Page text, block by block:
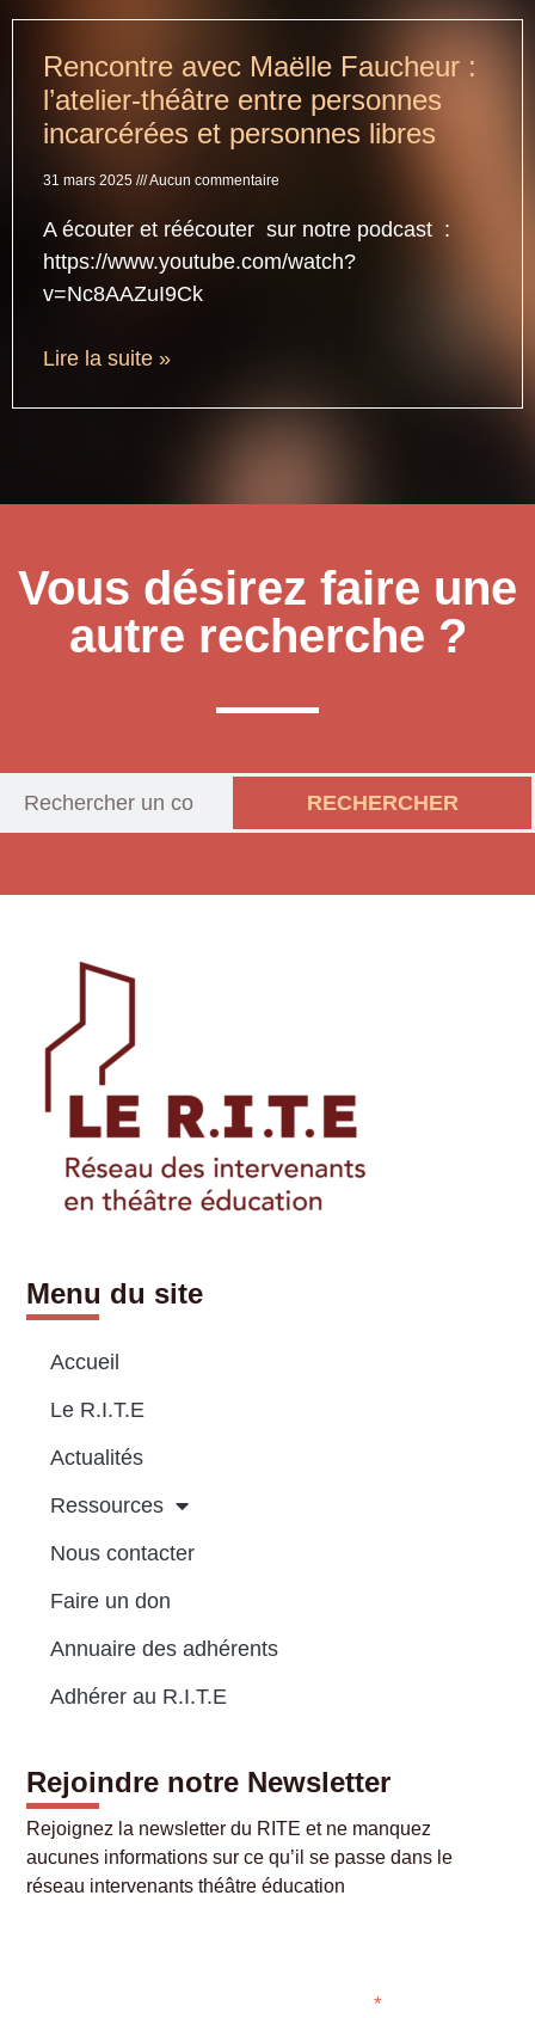
Rencontre avec Maëlle Faucheur :
l’atelier-théâtre entre personnes
incarcérées et personnes libres
31 mars 2025 Aucun commentaire
A écouter et réécouter sur notre podcast :
https://www.youtube.com/watch?
v=Nc8AAZuI9Ck
Lire la suite »
Vous désirez faire une
autre recherche ?
RECHERCHER
Menu du site
Accueil
Le R.I.T.E
Actualités
Ressources
Nous contacter
Faire un don
Annuaire des adhérents
Adhérer au R.I.T.E
Rejoindre notre Newsletter
Rejoignez la newsletter du RITE et ne manquez
aucunes informations sur ce qu’il se passe dans le
réseau intervenants théâtre éducation
*